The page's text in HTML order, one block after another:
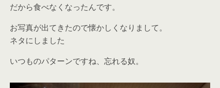
だから食べなくなったんです。
お写真が出てきたので懐かしくなりまして。
ネタにしました
いつものパターンですね、忘れる奴。